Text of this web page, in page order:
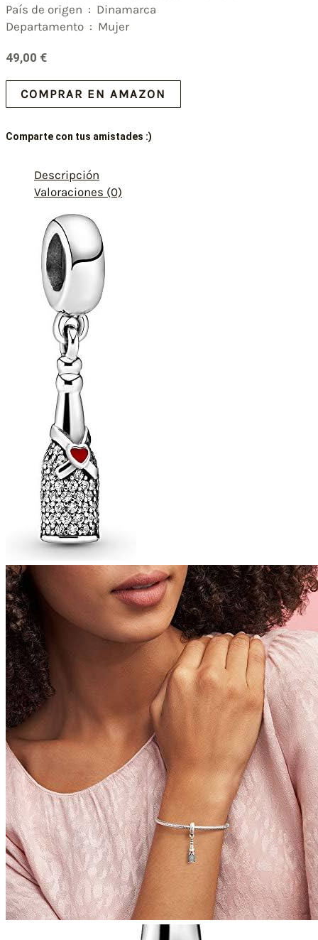
País de origen ‏ : ‎ Dinamarca
Departamento ‏ : ‎ Mujer
49,00 €
COMPRAR EN AMAZON
Comparte con tus amistades :)
Descripción
Valoraciones (0)